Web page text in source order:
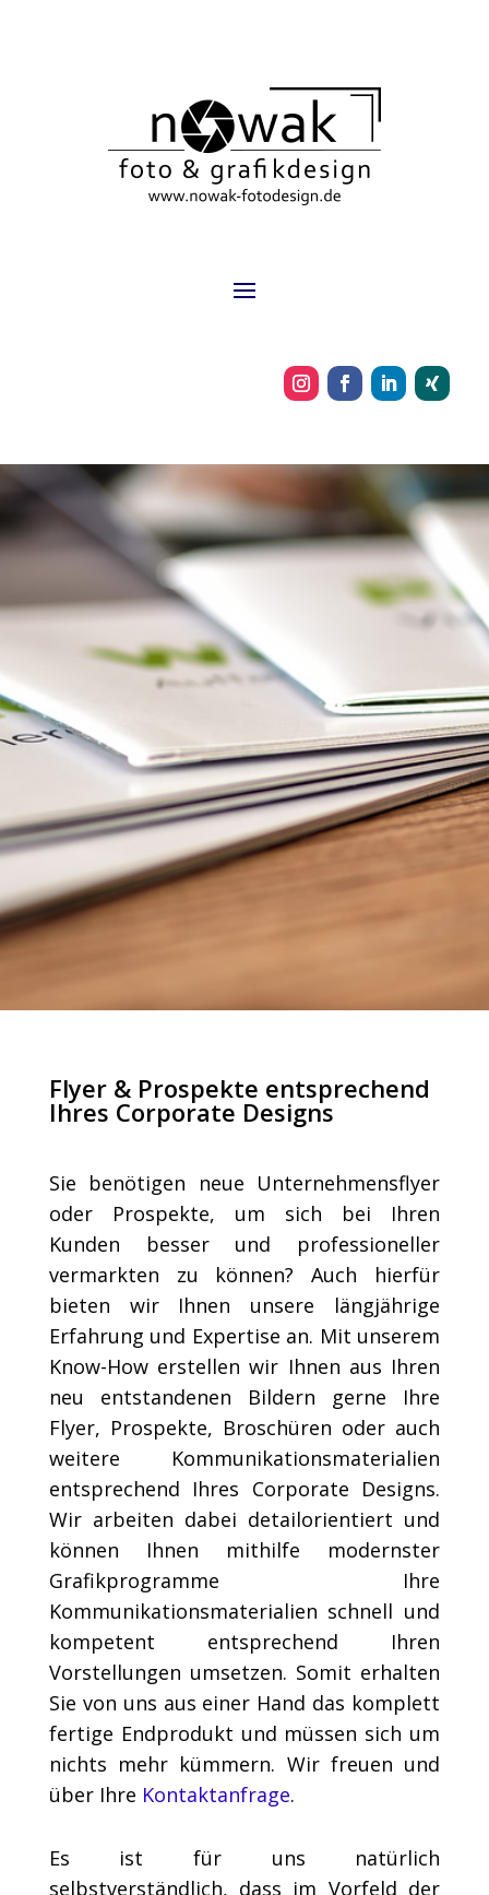
Flyer & Prospekte entsprechend
Ihres Corporate Designs
Sie benötigen neue Unternehmensflyer
oder Prospekte, um sich bei Ihren
Kunden besser und professioneller
vermarkten zu können? Auch hierfür
bieten wir Ihnen unsere längjährige
Erfahrung und Expertise an. Mit unserem
Know-How erstellen wir Ihnen aus Ihren
neu entstandenen Bildern gerne Ihre
Flyer, Prospekte, Broschüren oder auch
weitere Kommunikationsmaterialien
entsprechend Ihres Corporate Designs.
Wir arbeiten dabei detailorientiert und
können Ihnen mithilfe modernster
Grafikprogramme Ihre
Kommunikationsmaterialien schnell und
kompetent entsprechend Ihren
Vorstellungen umsetzen. Somit erhalten
Sie von uns aus einer Hand das komplett
fertige Endprodukt und müssen sich um
nichts mehr kümmern. Wir freuen und
über Ihre Kontaktanfrage.
Es ist für uns natürlich
selbstverständlich, dass im Vorfeld der